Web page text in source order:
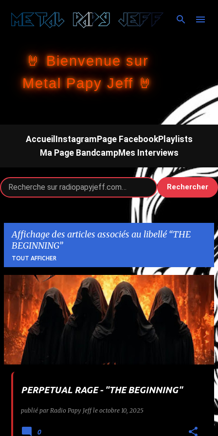
Accéder au contenu principal
🤘 Bienvenue sur
Metal Papy Jeff 🤘
Accueil InstagramPage FacebookPlaylists
Ma Page BandcampMes Interviews
Rechercher
Affichage des articles associés au libellé THE
BEGINNING
TOUT AFFICHER
c
PERPETUAL RAGE - "THE BEGINNING"
publié par Radio Papy Jeff le octobre 10, 2025
0